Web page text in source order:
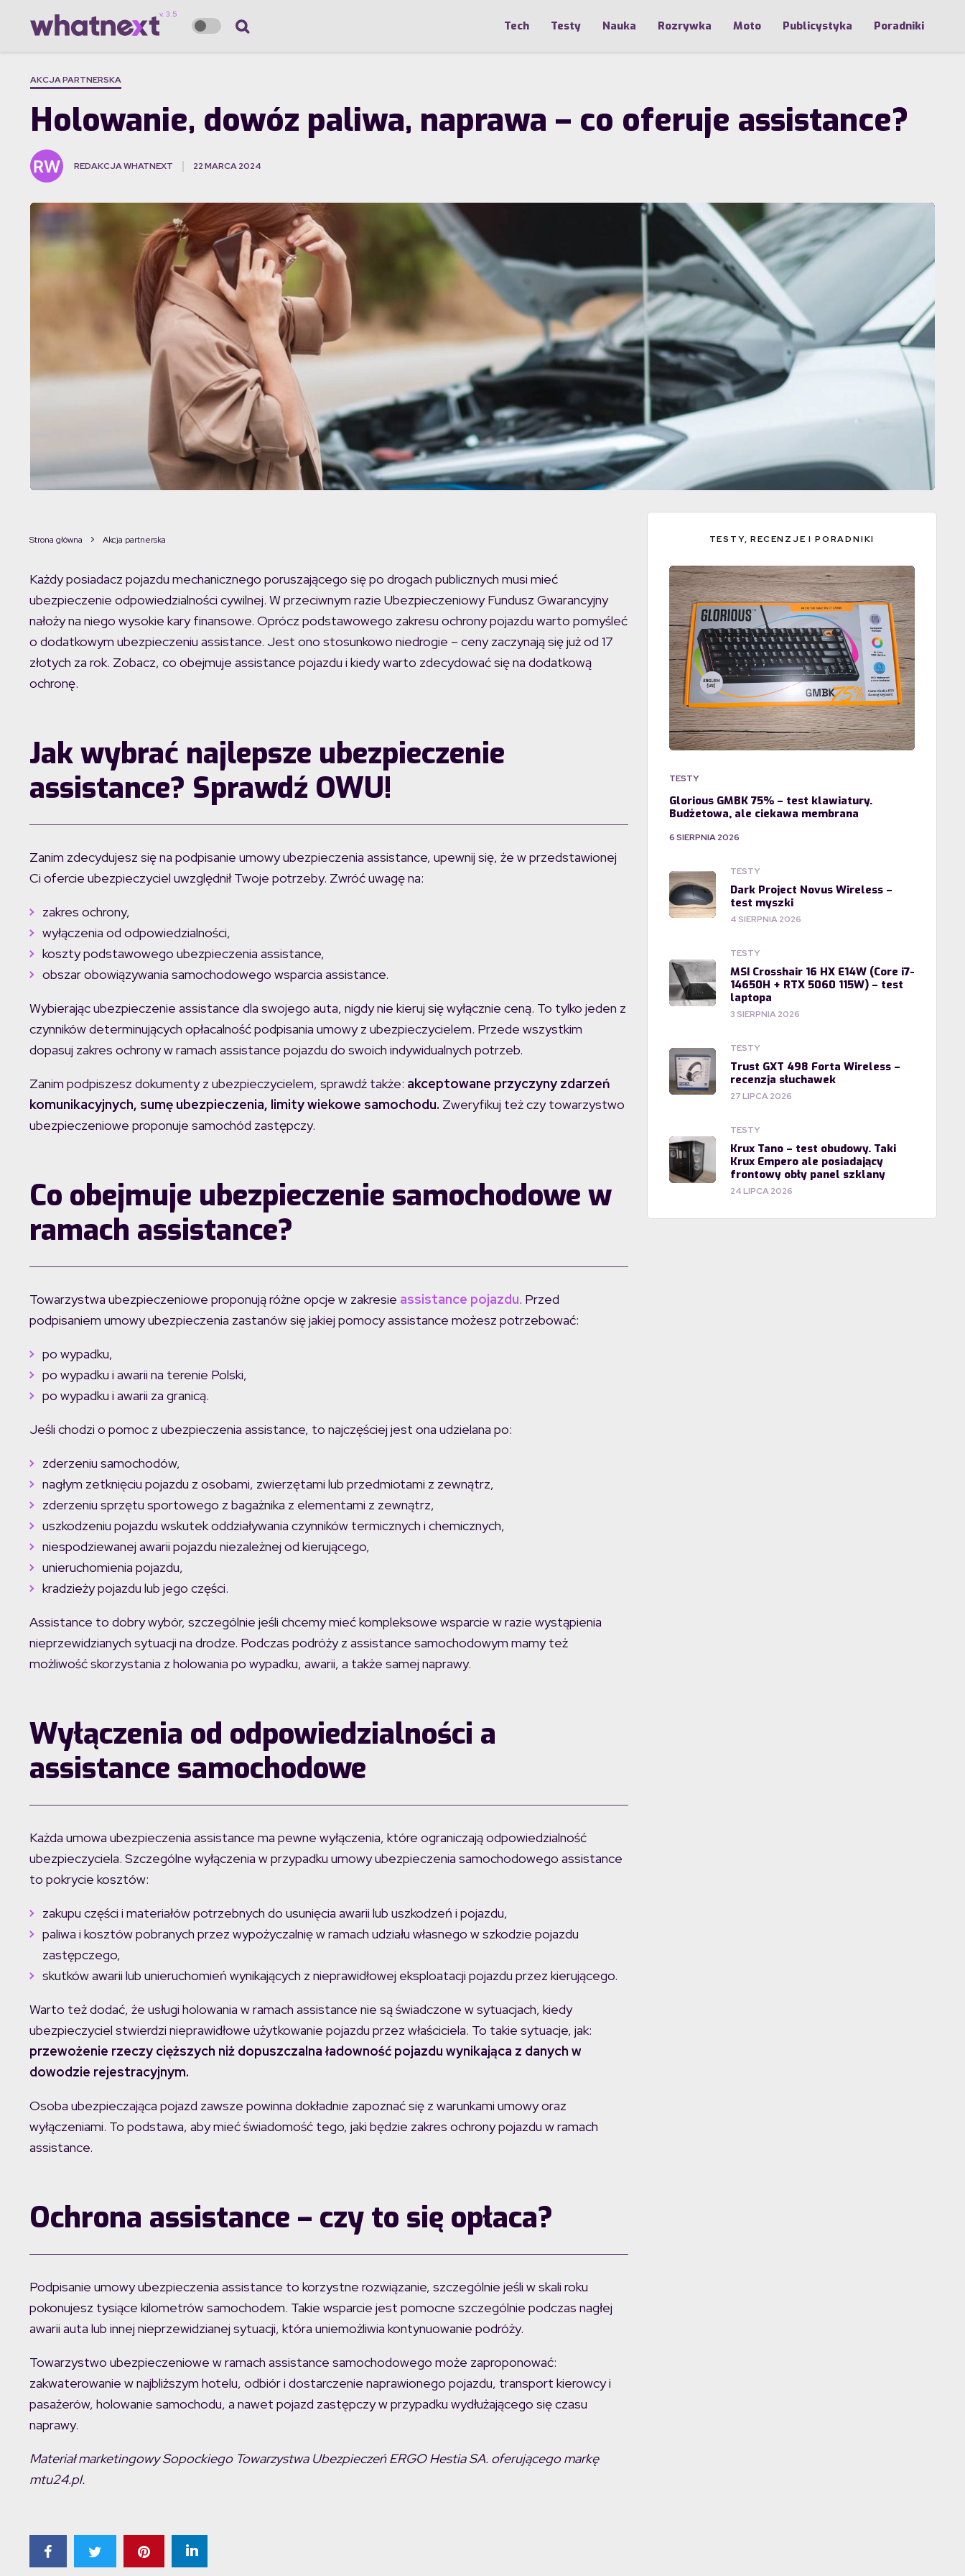
Tech Testy Nauka Rozrywka Moto Publicystyka Poradniki
AKCJA PARTNERSKA
Holowanie, dowóz paliwa, naprawa – co oferuje assistance?
REDAKCJA WHATNEXT 22 MARCA 2024
Strona główna Akcja partnerska
Każdy posiadacz pojazdu mechanicznego poruszającego się po drogach publicznych musi mieć
ubezpieczenie odpowiedzialności cywilnej. W przeciwnym razie Ubezpieczeniowy Fundusz Gwarancyjny
nałoży na niego wysokie kary finansowe. Oprócz podstawowego zakresu ochrony pojazdu warto pomyśleć
o dodatkowym ubezpieczeniu assistance. Jest ono stosunkowo niedrogie – ceny zaczynają się już od 17
złotych za rok. Zobacz, co obejmuje assistance pojazdu i kiedy warto zdecydować się na dodatkową
ochronę.
Jak wybrać najlepsze ubezpieczenie
assistance? Sprawdź OWU!
Zanim zdecydujesz się na podpisanie umowy ubezpieczenia assistance, upewnij się, że w przedstawionej
Ci ofercie ubezpieczyciel uwzględnił Twoje potrzeby. Zwróć uwagę na:
zakres ochrony,
wyłączenia od odpowiedzialności,
koszty podstawowego ubezpieczenia assistance,
obszar obowiązywania samochodowego wsparcia assistance.
Wybierając ubezpieczenie assistance dla swojego auta, nigdy nie kieruj się wyłącznie ceną. To tylko jeden z
czynników determinujących opłacalność podpisania umowy z ubezpieczycielem. Przede wszystkim
dopasuj zakres ochrony w ramach assistance pojazdu do swoich indywidualnych potrzeb.
Zanim podpiszesz dokumenty z ubezpieczycielem, sprawdź także: akceptowane przyczyny zdarzeń
komunikacyjnych, sumę ubezpieczenia, limity wiekowe samochodu. Zweryfikuj też czy towarzystwo
ubezpieczeniowe proponuje samochód zastępczy.
Co obejmuje ubezpieczenie samochodowe w
ramach assistance?
Towarzystwa ubezpieczeniowe proponują różne opcje w zakresie assistance pojazdu. Przed
podpisaniem umowy ubezpieczenia zastanów się jakiej pomocy assistance możesz potrzebować:
po wypadku,
po wypadku i awarii na terenie Polski,
po wypadku i awarii za granicą.
Jeśli chodzi o pomoc z ubezpieczenia assistance, to najczęściej jest ona udzielana po:
zderzeniu samochodów,
nagłym zetknięciu pojazdu z osobami, zwierzętami lub przedmiotami z zewnątrz,
zderzeniu sprzętu sportowego z bagażnika z elementami z zewnątrz,
uszkodzeniu pojazdu wskutek oddziaływania czynników termicznych i chemicznych,
niespodziewanej awarii pojazdu niezależnej od kierującego,
unieruchomienia pojazdu,
kradzieży pojazdu lub jego części.
Assistance to dobry wybór, szczególnie jeśli chcemy mieć kompleksowe wsparcie w razie wystąpienia
nieprzewidzianych sytuacji na drodze. Podczas podróży z assistance samochodowym mamy też
możliwość skorzystania z holowania po wypadku, awarii, a także samej naprawy.
Wyłączenia od odpowiedzialności a
assistance samochodowe
Każda umowa ubezpieczenia assistance ma pewne wyłączenia, które ograniczają odpowiedzialność
ubezpieczyciela. Szczególne wyłączenia w przypadku umowy ubezpieczenia samochodowego assistance
to pokrycie kosztów:
zakupu części i materiałów potrzebnych do usunięcia awarii lub uszkodzeń i pojazdu,
paliwa i kosztów pobranych przez wypożyczalnię w ramach udziału własnego w szkodzie pojazdu
zastępczego,
skutków awarii lub unieruchomień wynikających z nieprawidłowej eksploatacji pojazdu przez kierującego.
Warto też dodać, że usługi holowania w ramach assistance nie są świadczone w sytuacjach, kiedy
ubezpieczyciel stwierdzi nieprawidłowe użytkowanie pojazdu przez właściciela. To takie sytuacje, jak:
przewożenie rzeczy cięższych niż dopuszczalna ładowność pojazdu wynikająca z danych w
dowodzie rejestracyjnym.
Osoba ubezpieczająca pojazd zawsze powinna dokładnie zapoznać się z warunkami umowy oraz
wyłączeniami. To podstawa, aby mieć świadomość tego, jaki będzie zakres ochrony pojazdu w ramach
assistance.
Ochrona assistance – czy to się opłaca?
Podpisanie umowy ubezpieczenia assistance to korzystne rozwiązanie, szczególnie jeśli w skali roku
pokonujesz tysiące kilometrów samochodem. Takie wsparcie jest pomocne szczególnie podczas nagłej
awarii auta lub innej nieprzewidzianej sytuacji, która uniemożliwia kontynuowanie podróży.
Towarzystwo ubezpieczeniowe w ramach assistance samochodowego może zaproponować:
zakwaterowanie w najbliższym hotelu, odbiór i dostarczenie naprawionego pojazdu, transport kierowcy i
pasażerów, holowanie samochodu, a nawet pojazd zastępczy w przypadku wydłużającego się czasu
naprawy.
Materiał marketingowy Sopockiego Towarzystwa Ubezpieczeń ERGO Hestia SA. oferującego markę
mtu24.pl.
TESTY, RECENZJE I PORADNIKI
TESTY
Glorious GMBK 75% – test klawiatury.
Budżetowa, ale ciekawa membrana
6 SIERPNIA 2026
TESTY
Dark Project Novus Wireless –
test myszki
4 SIERPNIA 2026
TESTY
MSI Crosshair 16 HX E14W (Core i7-
14650H + RTX 5060 115W) – test
laptopa
3 SIERPNIA 2026
TESTY
Trust GXT 498 Forta Wireless –
recenzja słuchawek
27 LIPCA 2026
TESTY
Krux Tano – test obudowy. Taki
Krux Empero ale posiadający
frontowy obły panel szklany
24 LIPCA 2026